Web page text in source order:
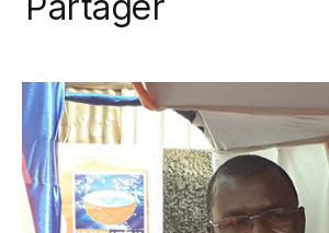
k
b
o
o
k
itt
A
p
p
n
g
er